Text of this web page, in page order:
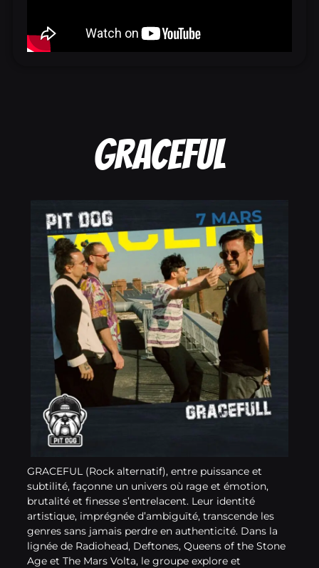
GRACEFUL
GRACEFUL (Rock alternatif), entre puissance et
subtilité, façonne un univers où rage et émotion,
brutalité et finesse s’entrelacent. Leur identité
artistique, imprégnée d’ambiguïté, transcende les
genres sans jamais perdre en authenticité. Dans la
lignée de Radiohead, Deftones, Queens of the Stone
Age et The Mars Volta, le groupe explore et